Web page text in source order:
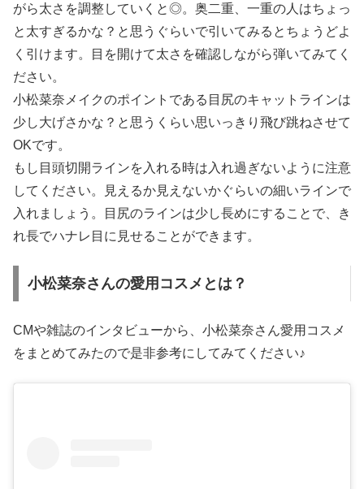
がら太さを調整していくと◎。奥二重、一重の人はちょっ
と太すぎるかな？と思うぐらいで引いてみるとちょうどよ
く引けます。目を開けて太さを確認しながら弾いてみてく
ださい。
小松菜奈メイクのポイントである目尻のキャットラインは
少し大げさかな？と思うくらい思いっきり飛び跳ねさせて
OKです。
もし目頭切開ラインを入れる時は入れ過ぎないように注意
してください。見えるか見えないかぐらいの細いラインで
入れましょう。目尻のラインは少し長めにすることで、き
れ長でハナレ目に見せることができます。
小松菜奈さんの愛用コスメとは？
CMや雑誌のインタビューから、小松菜奈さん愛用コスメ
をまとめてみたので是非参考にしてみてください♪